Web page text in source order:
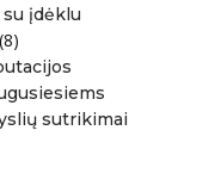
įdėklu
(8)
sutrikimai